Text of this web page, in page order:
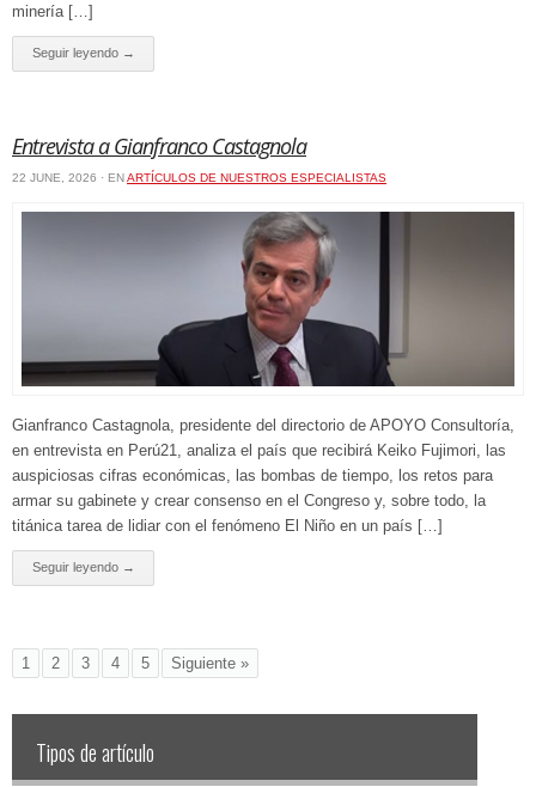
minería […]
Seguir leyendo →
Entrevista a Gianfranco Castagnola
22 JUNE, 2026 · ENARTÍCULOS DE NUESTROS ESPECIALISTAS
Gianfranco Castagnola, presidente del directorio de APOYO Consultoría,
en entrevista en Perú21, analiza el país que recibirá Keiko Fujimori, las
auspiciosas cifras económicas, las bombas de tiempo, los retos para
armar su gabinete y crear consenso en el Congreso y, sobre todo, la
titánica tarea de lidiar con el fenómeno El Niño en un país […]
Seguir leyendo →
1 2 3 4 5 Siguiente »
Tipos de artículo